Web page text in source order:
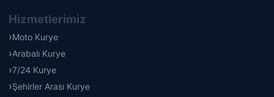
Hizmetlerimiz
Moto Kurye
Arabalı Kurye
7/24 Kurye
Şehirler Arası Kurye